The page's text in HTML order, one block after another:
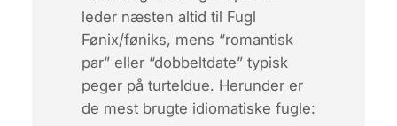
leder næsten altid til Fugl
Fønix/føniks, mens “romantisk
par” eller “dobbelt­date” typisk
peger på turteldue. Herunder er
de mest brugte idiomatiske fugle: